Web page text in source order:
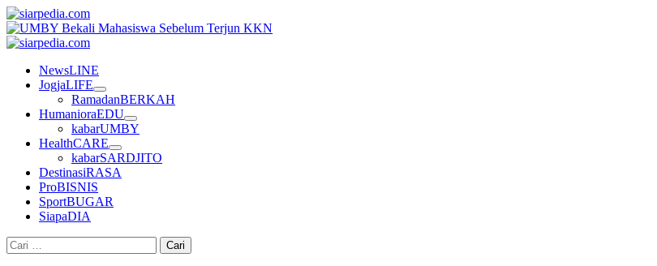
Skip
to
content
Primary
NewsLINE
JogjaLIFE
RamadanBERKAH
HumanioraEDU
kabarUMBY
HealthCARE
kabarSARDJITO
DestinasiRASA
ProBISNIS
SportBUGAR
SiapaDIA
Cari
untuk: